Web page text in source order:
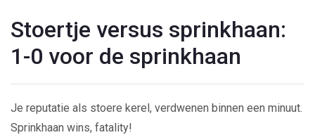
Stoertje versus sprinkhaan:
1-0 voor de sprinkhaan
Je reputatie als stoere kerel, verdwenen binnen een minuut.
Sprinkhaan wins, fatality!